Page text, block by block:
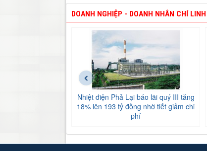
DOANH NGHIỆP - DOANH NHÂN CHÍ LINH
Nhiệt điện Phả Lại báo lãi quý III tăng
18% lên 193 tỷ đồng nhờ tiết giảm chi
phí
‹